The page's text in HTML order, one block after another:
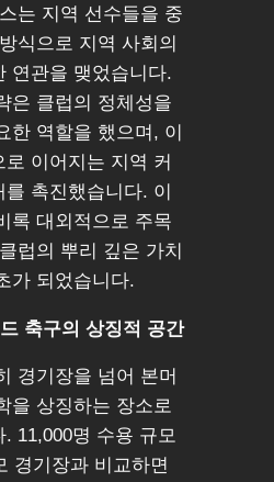
는 지역 선수들을 중
식으로 지역 사회의
연관을 맺었습니다.
은 클럽의 정체성을
한 역할을 했으며, 이
이어지는 지역 커
촉진했습니다. 이
록 대외적으로 주목
럽의 뿌리 깊은 가치
가 되었습니다.
축구의 상징적 공간
경기장을 넘어 본머
을 상징하는 장소로
11,000명 수용 규모
경기장과 비교하면